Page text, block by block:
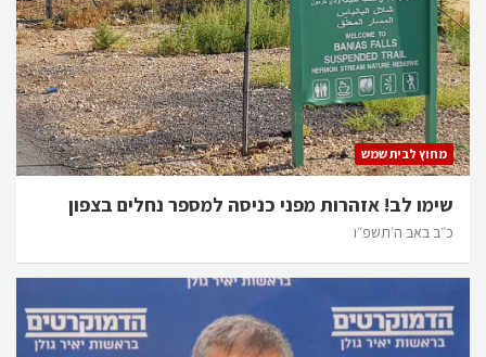
מחוץ לבית שמש
שימו לב! אזהרות מפני כניסה למספר נחלים בצפון
כ״ב באב ה׳תשפ״ו